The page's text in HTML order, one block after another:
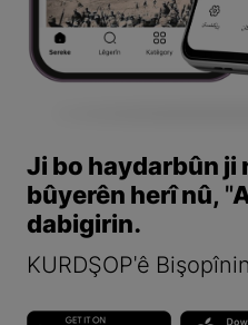
Ji bo haydarbûn ji
bûyerên herî nû,
dabigirin.
KURDŞOP'ê Bişopînin